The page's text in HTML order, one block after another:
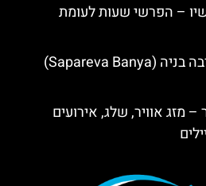
– הפרשי שעות לעומת
בריכות תרמיות בספארבה בניה (Sapareva Banya)
מזג אוויר, שלג, אירועים